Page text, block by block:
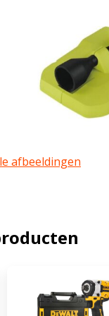
afbeeldingen